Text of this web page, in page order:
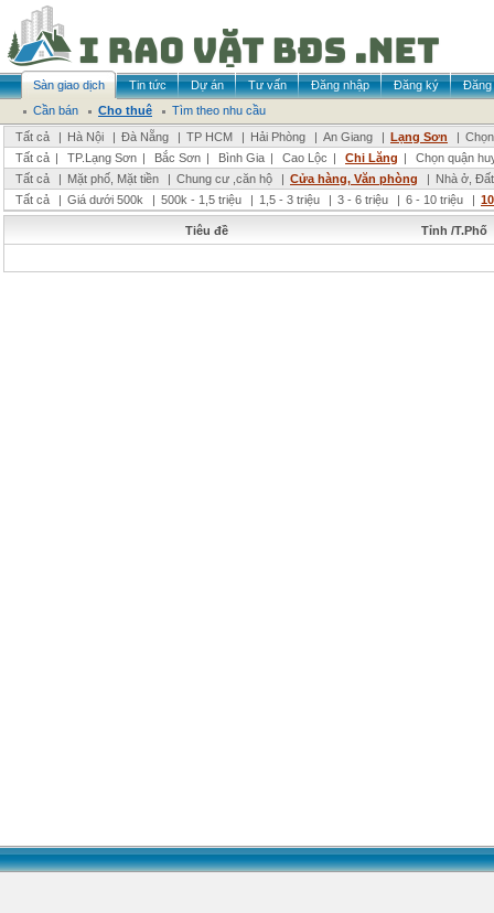
Sàn giao dịch Tin tức Dự án Tư vấn Đăng nhập Đăng ký
Đăng
Cần bán
Cho thuê
Tìm theo nhu cầu
Tất cả
| Hà Nội | Đà Nẵng | TP HCM | Hải Phòng | An Giang | Lạng Sơn |
Tất cả | TP.Lạng Sơn | Bắc Sơn | Bình Gia | Cao Lộc | Chi Lăng |
Chọn quận
Tất cả
| Mặt phố, Mặt tiền | Chung cư ,căn hộ | Cửa hàng, Văn phòng | Nhà ở,
Tất cả
| Giá dưới 500k | 500k - 1,5 triệu | 1,5 - 3 triệu | 3 - 6 triệu | 6 - 10 triệu |
Tiêu đề Tỉnh /T.Phố